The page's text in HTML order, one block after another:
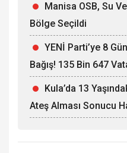
Manisa OSB, Su
Bölge Seçildi
YENİ Parti’ye 8
Bağış! 135 Bin 647
Kula’da 13
Ateş Alması Sonucu